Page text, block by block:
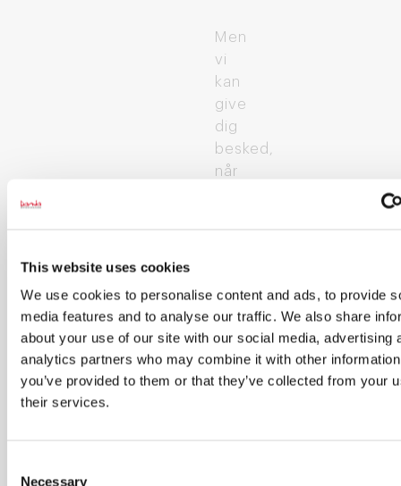
This website uses cookies
We use cookies to personalise content and ads, to provide
media features and to analyse our traffic. We also share
about your use of our site with our social media, advertising
analytics partners who may combine it with other
you’ve provided to them or that they’ve collected from your
their services.
Necessary
Men
vi
kan
give
dig
besked,
når
Indtast din E-